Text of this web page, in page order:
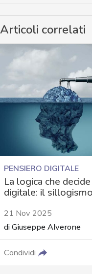
Articoli correlati
PENSIERO DIGITALE
La logica che
digitale: il
21 Nov 2025
di Giuseppe Alverone
Condividi